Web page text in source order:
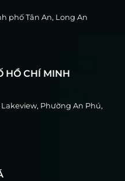
phố Tân An, Long An
HỒ CHÍ MINH
Phường An Phú,